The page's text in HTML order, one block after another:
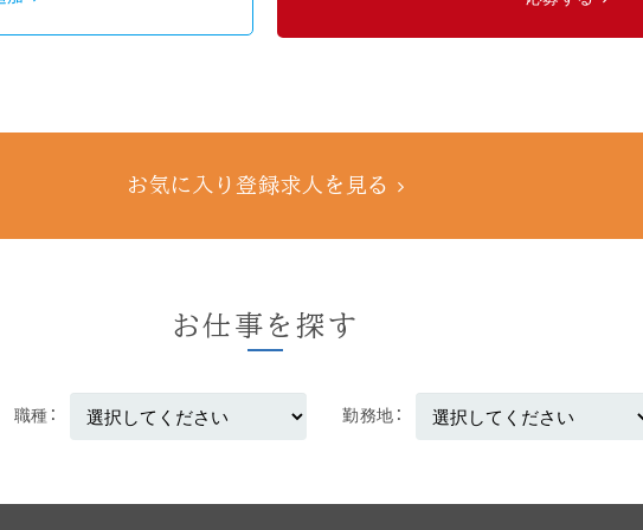
お気に入り登録求人を見る
お仕事を探す
職種 勤務地